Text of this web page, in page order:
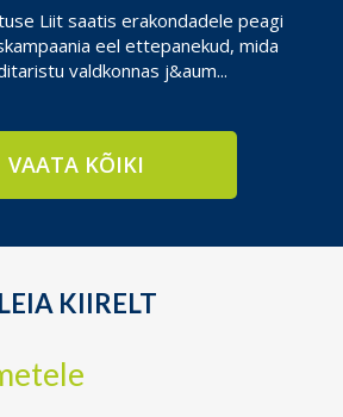
Liit saatis erakondadele peagi
eel ettepanekud, mida
valdkonnas j&aum...
VAATA KÕIKI
LEIA KIIRELT